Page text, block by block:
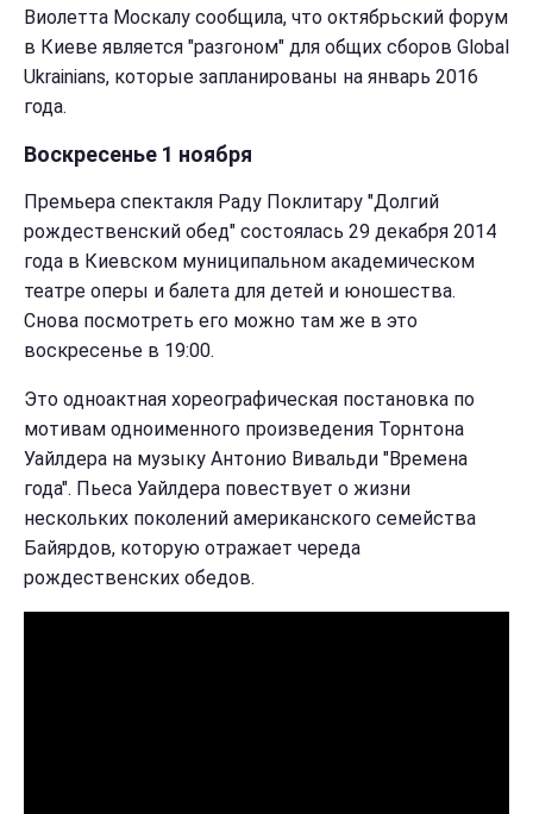
Виолетта Москалу сообщила, что октябрьский форум
в Киеве является "разгоном" для общих сборов Global
Ukrainians, которые запланированы на январь 2016
года.
Воскресенье 1 ноября
Премьера спектакля Раду Поклитару "Долгий
рождественский обед" состоялась 29 декабря 2014
года в Киевском муниципальном академическом
театре оперы и балета для детей и юношества.
Снова посмотреть его можно там же в это
воскресенье в 19:00.
Это одноактная хореографическая постановка по
мотивам одноименного произведения Торнтона
Уайлдера на музыку Антонио Вивальди "Времена
года". Пьеса Уайлдера повествует о жизни
нескольких поколений американского семейства
Байярдов, которую отражает череда
рождественских обедов.